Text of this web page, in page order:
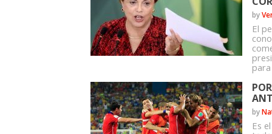
by
El
by
Es